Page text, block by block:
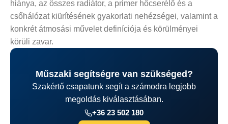
hiánya, az összes radiátor, a primer hőcserélő és a
csőhálózat kiürítésének gyakorlati nehézségei, valamint a
konkrét átmosási művelet definíciója és körülményei
körüli zavar.
Műszaki segítségre van szükséged?
Szakértő csapatunk segít a számodra legjobb
megoldás kiválasztásában.
+36 23 502 180